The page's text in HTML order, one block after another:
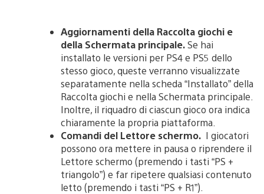
Aggiornamenti della Raccolta giochi e
della Schermata principale.Se hai
installato le versioni per PS4 e PS5 dello
stesso gioco, queste verranno visualizzate
separatamente nella scheda “Installato” della
Raccolta giochi e nella Schermata principale.
Inoltre, il riquadro di ciascun gioco ora indica
chiaramente la propria piattaforma.
Comandi del Lettore schermo. I giocatori
possono ora mettere in pausa o riprendere il
Lettore schermo (premendo i tasti “PS +
triangolo”) e far ripetere qualsiasi contenuto
letto (premendo i tasti “PS + R1”).